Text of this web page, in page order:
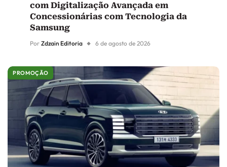
com Digitalização Avançada em
Concessionárias com Tecnologia da
Samsung
Por Zdzain Editoria 6 de agosto de 2026
PROMOÇÃO